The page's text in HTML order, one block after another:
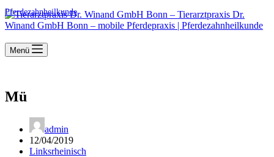
Pferdezahnheilkunde
Menü
Mü
admin
12/04/2019
Linksrheinisch